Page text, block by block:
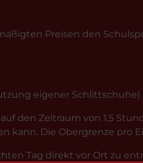
Preisen den
eigener Schlittschuhe)
den Zeitraum von 1,5
kann. Die Obergrenze pro
Tag direkt vor Ort zu